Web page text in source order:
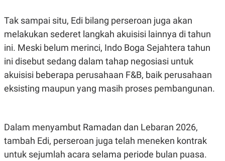
O
N
A
N
A
C
Y
R
S
E
L
E
.
D
LK
Tak sampai situ, Edi bilang perseroan juga akan
melakukan sederet langkah akuisisi lainnya di tahun
ini. Meski belum merinci, Indo Boga Sejahtera tahun
ini disebut sedang dalam tahap negosiasi untuk
akuisisi beberapa perusahaan F&B, baik perusahaan
eksisting maupun yang masih proses pembangunan.
Dalam menyambut Ramadan dan Lebaran 2026,
tambah Edi, perseroan juga telah meneken kontrak
untuk sejumlah acara selama periode bulan puasa.